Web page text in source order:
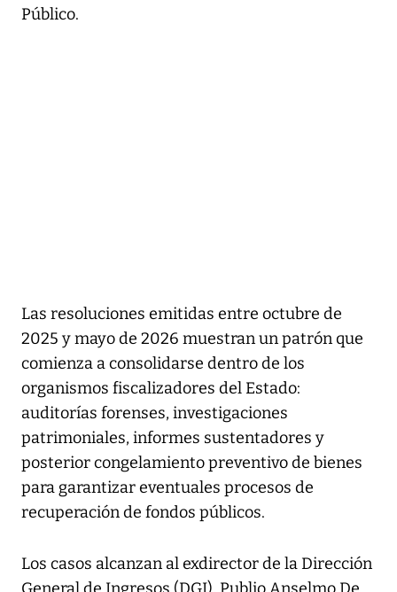
Público.
Las resoluciones emitidas entre octubre de
2025 y mayo de 2026 muestran un patrón que
comienza a consolidarse dentro de los
organismos fiscalizadores del Estado:
auditorías forenses, investigaciones
patrimoniales, informes sustentadores y
posterior congelamiento preventivo de bienes
para garantizar eventuales procesos de
recuperación de fondos públicos.
Los casos alcanzan al exdirector de la Dirección
General de Ingresos (DGI), Publio Anselmo De